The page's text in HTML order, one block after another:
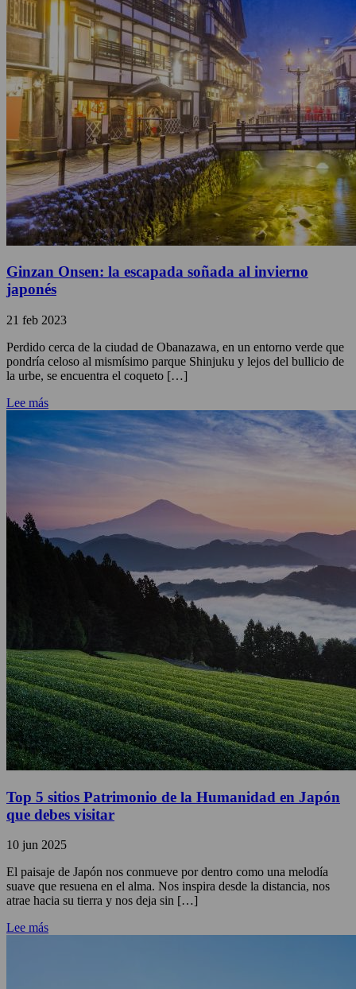
Ginzan Onsen: la escapada soñada al invierno
japonés
21 feb 2023
Perdido cerca de la ciudad de Obanazawa, en un entorno verde que
pondría celoso al mismísimo parque Shinjuku y lejos del bullicio de
la urbe, se encuentra el coqueto […]
Lee más
Top 5 sitios Patrimonio de la Humanidad en Japón
que debes visitar
10 jun 2025
El paisaje de Japón nos conmueve por dentro como una melodía
suave que resuena en el alma. Nos inspira desde la distancia, nos
atrae hacia su tierra y nos deja sin […]
Lee más